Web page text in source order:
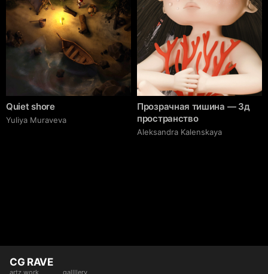
Quiet shore
Yuliya Muraveva
Прозрачная тишина — 3д
пространство
Aleksandra Kalenskaya
CG RAVE
artz work gallllery